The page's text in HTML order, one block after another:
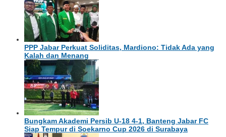
PPP Jabar Perkuat Soliditas, Mardiono: Tidak Ada yang
Kalah dan Menang
Bungkam Akademi Persib U-18 4-1, Banteng Jabar FC
Siap Tempur di Soekarno Cup 2026 di Surabaya